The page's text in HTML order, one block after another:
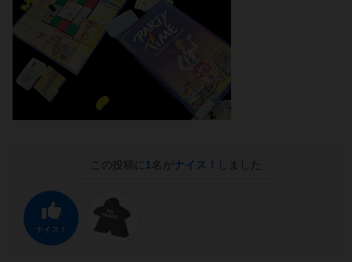
この投稿に 1 名がナイス！ しました
ナイス！